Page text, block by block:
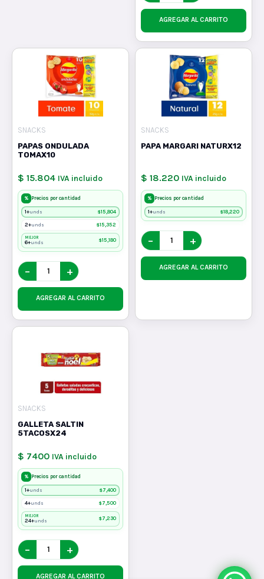
AGREGAR AL CARRITO
SNACKS
PAPAS ONDULADA
TOMAX10
$ 15.804 IVA incluido
% Precios por cantidad
1+unds $15,804
2+unds $15,352
MEJOR
6+unds $15,180
− +
AGREGAR AL CARRITO
SNACKS
PAPA MARGARI NATURX12
$ 18.220 IVA incluido
% Precios por cantidad
1+unds $18,220
− +
AGREGAR AL CARRITO
SNACKS
GALLETA SALTIN
5TACOSX24
$ 7400 IVA incluido
% Precios por cantidad
1+unds $7,400
4+unds $7,500
MEJOR
24+unds $7,230
− +
AGREGAR AL CARRITO